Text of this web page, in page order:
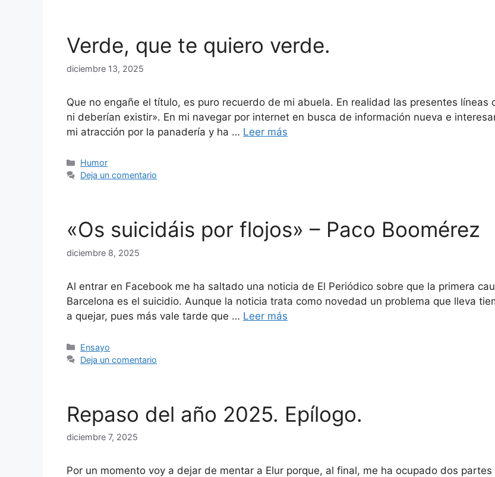
Verde, que te quiero verde.
diciembre 13, 2025
Que no engañe el título, es puro recuerdo de mi abuela. En realidad las presentes
ni deberían existir». En mi navegar por internet en busca de información nueva e
mi atracción por la panadería y ha … Leer más
Categorías
Humor
Deja un comentario
«Os suicidáis por flojos» – Paco Boomérez
diciembre 8, 2025
Al entrar en Facebook me ha saltado una noticia de El Periódico sobre que la primera
Barcelona es el suicidio. Aunque la noticia trata como novedad un problema que lleva
a quejar, pues más vale tarde que … Leer más
Categorías
Ensayo
Deja un comentario
Repaso del año 2025. Epílogo.
diciembre 7, 2025
Por un momento voy a dejar de mentar a Elur porque, al final, me ha ocupado dos